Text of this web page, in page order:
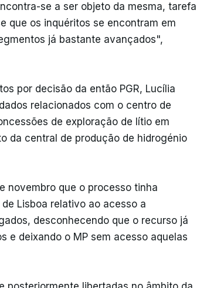
se a ser objeto da mesma, tarefa
que os inquéritos se encontram em
já bastante avançados",
por decisão da então PGR, Lucília
relacionados com o centro de
de exploração de lítio em
da central de produção de hidrogénio
novembro que o processo tinha
Lisboa relativo ao acesso a
desconhecendo que o recurso já
e deixando o MP sem acesso aquelas